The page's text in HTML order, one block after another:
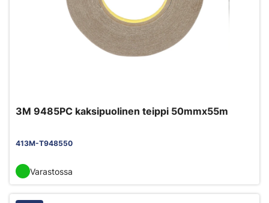
3M 9485PC kaksipuolinen teippi 50mmx55m
413M-T948550
Varastossa